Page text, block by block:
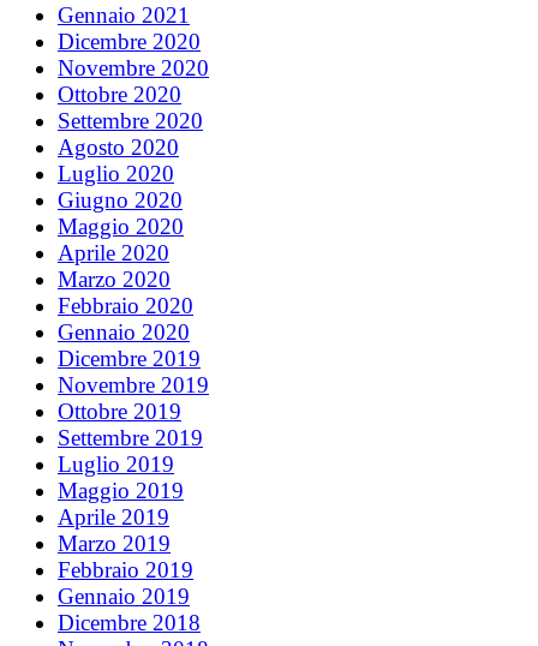
Gennaio 2021
Dicembre 2020
Novembre 2020
Ottobre 2020
Settembre 2020
Agosto 2020
Luglio 2020
Giugno 2020
Maggio 2020
Aprile 2020
Marzo 2020
Febbraio 2020
Gennaio 2020
Dicembre 2019
Novembre 2019
Ottobre 2019
Settembre 2019
Luglio 2019
Maggio 2019
Aprile 2019
Marzo 2019
Febbraio 2019
Gennaio 2019
Dicembre 2018